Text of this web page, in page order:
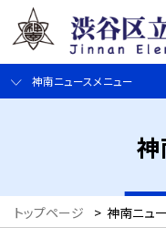
神南ニュースメニュー
神
トップページ > 神南ニュ